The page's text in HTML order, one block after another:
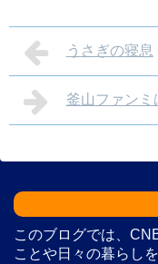
うさぎの寝息
釜山ファンミ
このブログでは、
ことや日々の暮らし